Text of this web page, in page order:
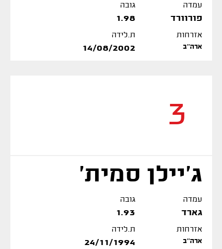
עמדה
פורוורד
גובה
1.98
אזרחות
ארה''ב
ת.לידה
14/08/2002
3
ג'יילן סמית'
עמדה
גארד
גובה
1.93
אזרחות
ארה''ב
ת.לידה
24/11/1994